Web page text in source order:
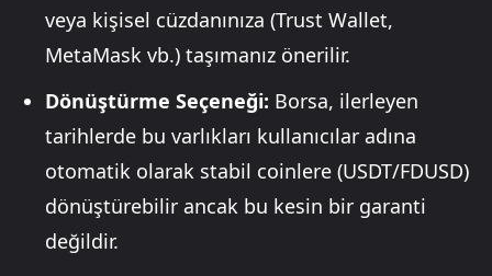
veya kişisel cüzdanınıza (Trust Wallet,
MetaMask vb.) taşımanız önerilir.
Dönüştürme Seçeneği: Borsa, ilerleyen
tarihlerde bu varlıkları kullanıcılar adına
otomatik olarak stabil coinlere (USDT/FDUSD)
dönüştürebilir ancak bu kesin bir garanti
değildir.